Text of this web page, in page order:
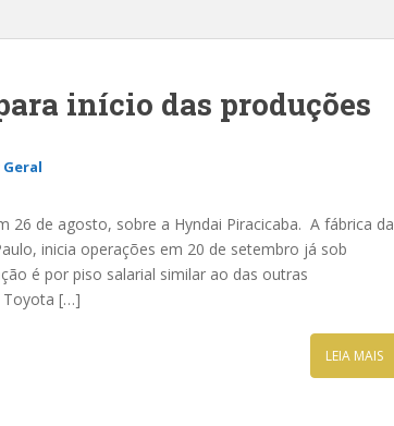
início das produções
26 de agosto, sobre a Hyndai Piracicaba. A fábrica da
inicia operações em 20 de setembro já sob
é por piso salarial similar ao das outras
Toyota […]
LEIA MAIS